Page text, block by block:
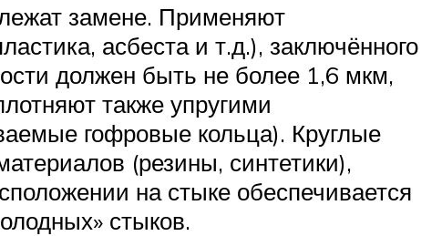
замене. Применяют
асбеста и т.д.), заключённого
должен быть не более 1,6 мкм,
также упругими
гофровые кольца). Круглые
(резины, синтетики),
на стыке обеспечивается
стыков.